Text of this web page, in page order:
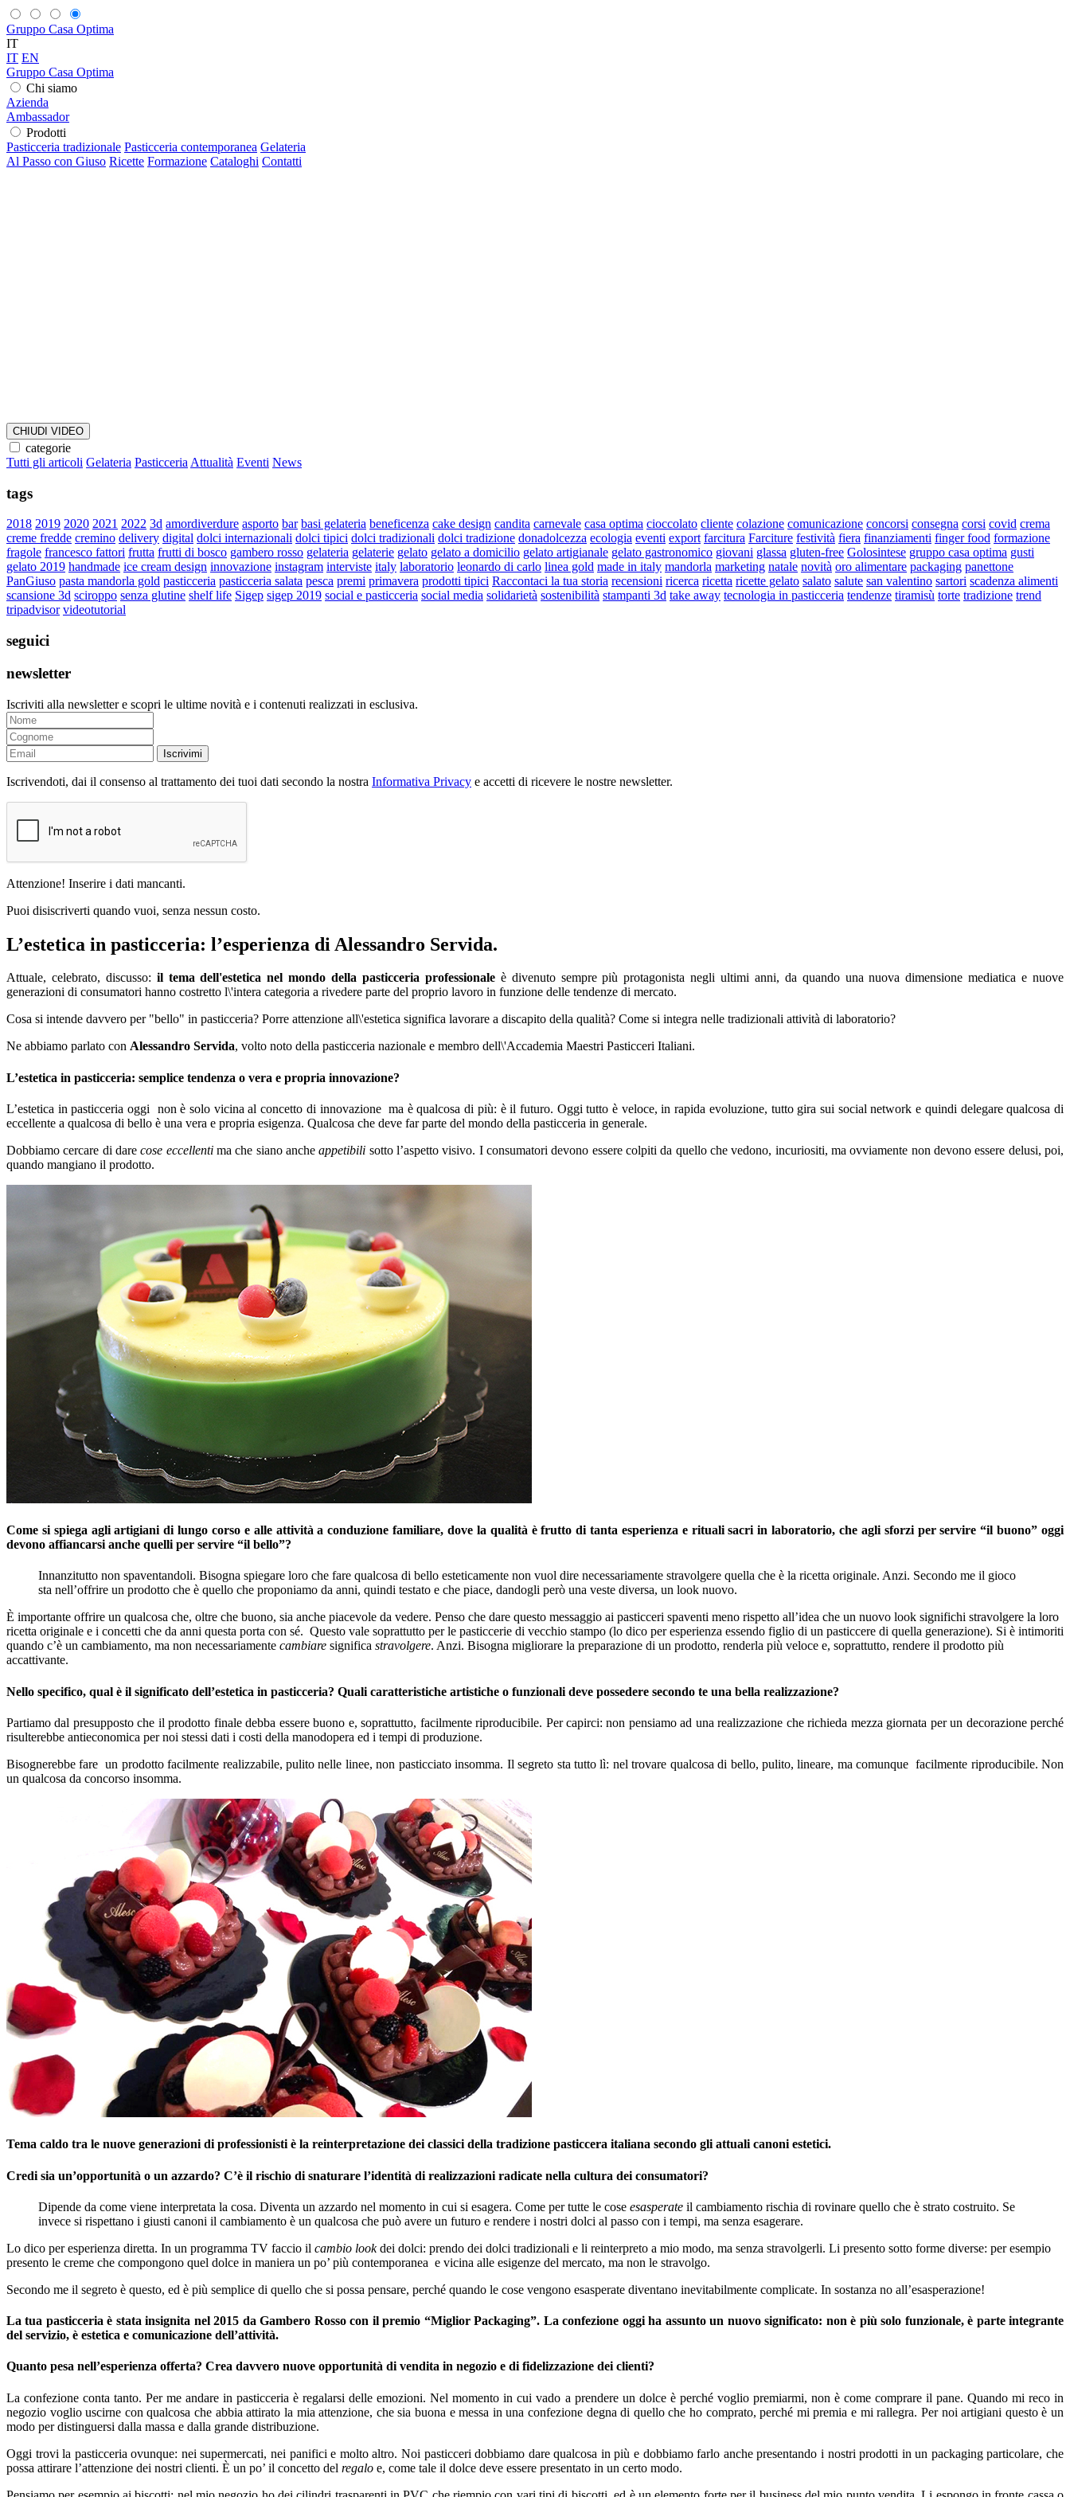
Gruppo Casa Optima
IT
IT EN
Gruppo Casa Optima
Chi siamo
Azienda
Ambassador
Prodotti
Pasticceria tradizionale Pasticceria contemporanea Gelateria
Al Passo con Giuso Ricette Formazione Cataloghi Contatti
CHIUDI VIDEO
categorie
Tutti gli articoli Gelateria Pasticceria Attualità Eventi News
tags
2018 2019 2020 2021 2022 3d amordiverdure asporto bar basi gelateria beneficenza cake design candita carnevale casa optima cioccolato cliente colazione comunicazione concorsi consegna corsi covid crema
creme fredde cremino delivery digital dolci internazionali dolci tipici dolci tradizionali dolci tradizione donadolcezza ecologia eventi export farcitura Farciture festività fiera finanziamenti finger food formazione
fragole francesco fattori frutta frutti di bosco gambero rosso gelateria gelaterie gelato gelato a domicilio gelato artigianale gelato gastronomico giovani glassa gluten-free Golosintese gruppo casa optima gusti
gelato 2019 handmade ice cream design innovazione instagram interviste italy laboratorio leonardo di carlo linea gold made in italy mandorla marketing natale novità oro alimentare packaging panettone
PanGiuso pasta mandorla gold pasticceria pasticceria salata pesca premi primavera prodotti tipici Raccontaci la tua storia recensioni ricerca ricetta ricette gelato salato salute san valentino sartori scadenza alimenti
scansione 3d sciroppo senza glutine shelf life Sigep sigep 2019 social e pasticceria social media solidarietà sostenibilità stampanti 3d take away tecnologia in pasticceria tendenze tiramisù torte tradizione trend
tripadvisor videotutorial
seguici
newsletter
Iscriviti alla newsletter e scopri le ultime novità e i contenuti realizzati in esclusiva.
Iscrivimi
Iscrivendoti, dai il consenso al trattamento dei tuoi dati secondo la nostra Informativa Privacy e accetti di ricevere le nostre newsletter.
Attenzione! Inserire i dati mancanti.
Puoi disiscriverti quando vuoi, senza nessun costo.
L’estetica in pasticceria: l’esperienza di Alessandro Servida.
Attuale, celebrato, discusso: il tema dell'estetica nel mondo della pasticceria professionaleè divenuto sempre più protagonista negli ultimi anni, da quando una nuova dimensione mediatica e nuove
generazioni di consumatori hanno costretto l\'intera categoria a rivedere parte del proprio lavoro in funzione delle tendenze di mercato.
Cosa si intende davvero per "bello" in pasticceria? Porre attenzione all\'estetica significa lavorare a discapito della qualità? Come si integra nelle tradizionali attività di laboratorio?
Ne abbiamo parlato con Alessandro Servida, volto noto della pasticceria nazionale e membro dell\'Accademia Maestri Pasticceri Italiani.
L’estetica in pasticceria: semplice tendenza o vera e propria innovazione?
L’estetica in pasticceria oggi non è solo vicina al concetto di innovazione ma è qualcosa di più: è il futuro. Oggi tutto è veloce, in rapida evoluzione, tutto gira sui social network e quindi delegare qualcosa di
eccellente a qualcosa di bello è una vera e propria esigenza. Qualcosa che deve far parte del mondo della pasticceria in generale.
Dobbiamo cercare di darecose eccellentima che siano ancheappetibili sotto l’aspetto visivo. I consumatori devono essere colpiti da quello che vedono, incuriositi, ma ovviamente non devono essere delusi, poi,
quando mangiano il prodotto.
Come si spiega agli artigiani di lungo corso e alle attività a conduzione familiare, dove la qualità è frutto di tanta esperienza e rituali sacri in laboratorio, che agli sforzi per servire “il buono” oggi
devono affiancarsi anche quelli per servire “il bello”?
Innanzitutto non spaventandoli. Bisogna spiegare loro che fare qualcosa di bello esteticamente non vuol dire necessariamente stravolgere quella che è la ricetta originale. Anzi. Secondo me il gioco
sta nell’offrire un prodotto che è quello che proponiamo da anni, quindi testato e che piace, dandogli però una veste diversa, un look nuovo.
È importante offrire un qualcosa che, oltre che buono, sia anche piacevole da vedere. Penso che dare questo messaggio ai pasticceri spaventi meno rispetto all’idea che un nuovo look significhi stravolgere la loro
ricetta originale e i concetti che da anni questa porta con sé. Questo vale soprattutto per le pasticcerie di vecchio stampo (lo dico per esperienza essendo figlio di un pasticcere di quella generazione). Si è intimoriti
quando c’è un cambiamento, ma non necessariamente cambiare significa stravolgere. Anzi. Bisogna migliorare la preparazione di un prodotto, renderla più veloce e, soprattutto, rendere il prodotto più
accattivante.
Nello specifico, qual è il significato dell’estetica in pasticceria? Quali caratteristiche artistiche o funzionali deve possedere secondo te una bella realizzazione?
Partiamo dal presupposto che il prodotto finale debba essere buono e, soprattutto, facilmente riproducibile. Per capirci: non pensiamo ad una realizzazione che richieda mezza giornata per un decorazione perché
risulterebbe antieconomica per noi stessi dati i costi della manodopera ed i tempi di produzione.
Bisognerebbe fare un prodotto facilmente realizzabile, pulito nelle linee, non pasticciato insomma. Il segreto sta tutto lì: nel trovare qualcosa di bello, pulito, lineare, ma comunque facilmente riproducibile. Non
un qualcosa da concorso insomma.
Tema caldo tra le nuove generazioni di professionisti è la reinterpretazione dei classici della tradizione pasticcera italiana secondo gli attuali canoni estetici.
Credi sia un’opportunità o un azzardo? C’è il rischio di snaturare l’identità di realizzazioni radicate nella cultura dei consumatori?
Dipende da come viene interpretata la cosa. Diventa un azzardo nel momento in cui si esagera. Come per tutte le cose esasperate il cambiamento rischia di rovinare quello che è strato costruito. Se
invece si rispettano i giusti canoni il cambiamento è un qualcosa che può avere un futuro e rendere i nostri dolci al passo con i tempi, ma senza esagerare.
Lo dico per esperienza diretta. In un programma TV faccio il cambio lookdei dolci: prendo dei dolci tradizionali e li reinterpreto a mio modo, ma senza stravolgerli. Li presento sotto forme diverse: per esempio
presento le creme che compongono quel dolce in maniera un po’ più contemporanea e vicina alle esigenze del mercato, ma non le stravolgo.
Secondo me il segreto è questo, ed è più semplice di quello che si possa pensare, perché quando le cose vengono esasperate diventano inevitabilmente complicate. In sostanza no all’esasperazione!
La tua pasticceria è stata insignita nel 2015 da Gambero Rosso con il premio “Miglior Packaging”. La confezione oggi ha assunto un nuovo significato: non è più solo funzionale, è parte integrante
del servizio, è estetica e comunicazione dell’attività.
Quanto pesa nell’esperienza offerta? Crea davvero nuove opportunità di vendita in negozio e di fidelizzazione dei clienti?
La confezione conta tanto. Per me andare in pasticceria è regalarsi delle emozioni. Nel momento in cui vado a prendere un dolce è perché voglio premiarmi, non è come comprare il pane. Quando mi reco in
negozio voglio uscirne con qualcosa che abbia attirato la mia attenzione, che sia buona e messa in una confezione degna di quello che ho comprato, perché mi premia e mi rallegra. Per noi artigiani questo è un
modo per distinguersi dalla massa e dalla grande distribuzione.
Oggi trovi la pasticceria ovunque: nei supermercati, nei panifici e molto altro. Noi pasticceri dobbiamo dare qualcosa in più e dobbiamo farlo anche presentando i nostri prodotti in un packaging particolare, che
possa attirare l’attenzione dei nostri clienti. È un po’ il concetto del regalo e, come tale il dolce deve essere presentato in un certo modo.